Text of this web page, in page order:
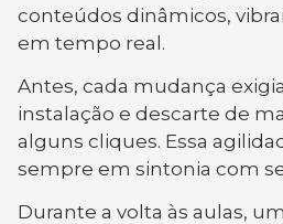
conteúdos dinâmicos,
em tempo real.
Antes, cada mudança
instalação e descarte de
alguns cliques. Essa
sempre em sintonia com
Durante a volta às aulas, um